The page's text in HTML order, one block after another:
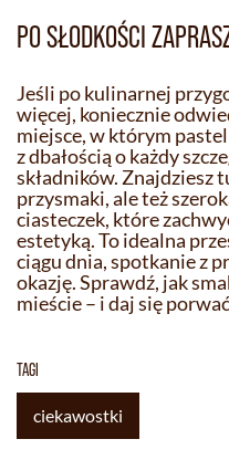
PO SŁODKOŚCI
Jeśli po kulinarnej
więcej, koniecznie
miejsce, w którym
z dbałością o każdy
składników. Znajdziesz
przysmaki, ale też
ciasteczek, które
estetyką. To idealna
ciągu dnia, spotkanie z
okazję. Sprawdź, jak
mieście – i daj się
TAGI
ciekawostki